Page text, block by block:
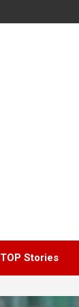
TOP Stories